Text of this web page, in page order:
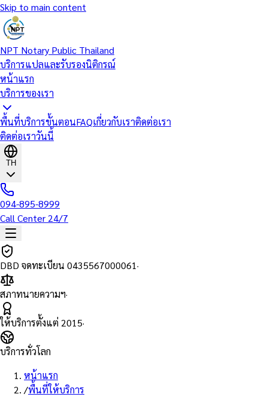
Skip to main content
NPT Notary Public Thailand
บริการแปลและรับรองนิติกรณ์
หน้าแรก
บริการของเรา
พื้นที่บริการขั้นตอนFAQเกี่ยวกับเราติดต่อเรา
ติดต่อเราวันนี้
TH
094-895-8999
Call Center 24/7
DBD จดทะเบียน 0435567000061·
สภาทนายความฯ·
ให้บริการตั้งแต่ 2015·
บริการทั่วโลก
หน้าแรก
/พื้นที่ให้บริการ